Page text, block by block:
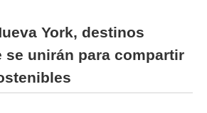
York, destinos
unirán para compartir